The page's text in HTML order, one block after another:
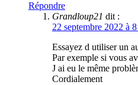
Répondre
Grandloup21 dit :
22 septembre 2022 à
Essayez d utiliser un
Par exemple si vous
J ai eu le même
Cordialement